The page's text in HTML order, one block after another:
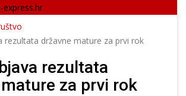
express.hr
rezultata državne mature za prvi rok
rezultata
za prvi rok